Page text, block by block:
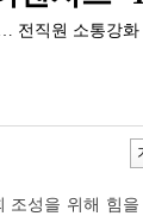
전직원 소통강
조성을 위해 힘